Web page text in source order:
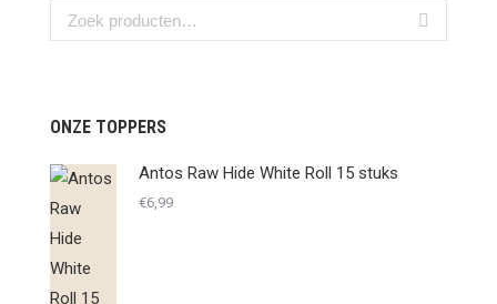
ONZE TOPPERS
Antos Raw Hide White Roll 15 stuks
€6,99